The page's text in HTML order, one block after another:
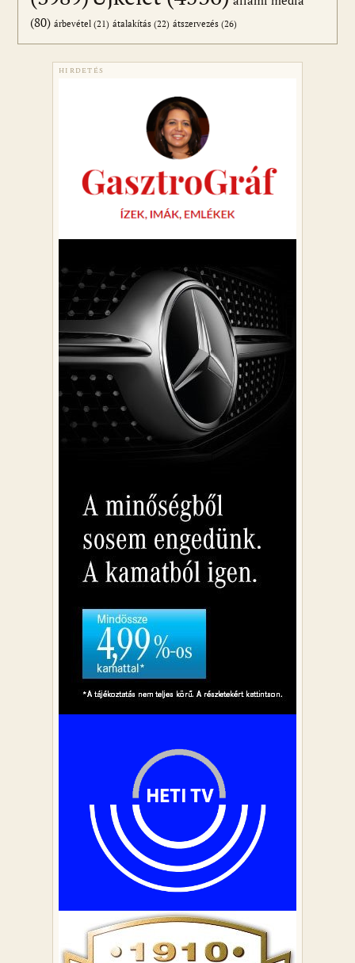
(80) árbevétel (21) átalakítás (22) átszervezés (26)
HIRDETÉS